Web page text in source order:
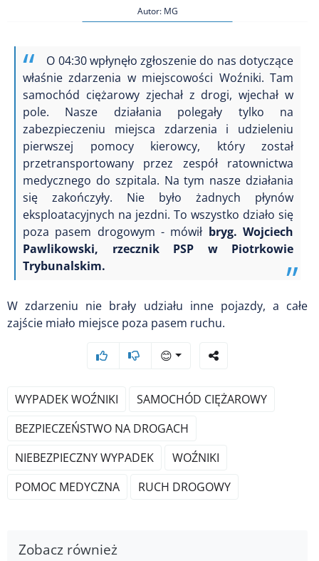
Autor: MG
O 04:30 wpłynęło zgłoszenie do nas dotyczące
właśnie zdarzenia w miejscowości Woźniki. Tam
samochód ciężarowy zjechał z drogi, wjechał w
pole. Nasze działania polegały tylko na
zabezpieczeniu miejsca zdarzenia i udzieleniu
pierwszej pomocy kierowcy, który został
przetransportowany przez zespół ratownictwa
medycznego do szpitala. Na tym nasze działania
się zakończyły. Nie było żadnych płynów
eksploatacyjnych na jezdni. To wszystko działo się
poza pasem drogowym - mówił bryg. Wojciech
Pawlikowski, rzecznik PSP w Piotrkowie
Trybunalskim.
W zdarzeniu nie brały udziału inne pojazdy, a całe
zajście miało miejsce poza pasem ruchu.
😊
WYPADEK WOŹNIKI
SAMOCHÓD CIĘŻAROWY
BEZPIECZEŃSTWO NA DROGACH
NIEBEZPIECZNY WYPADEK
WOŹNIKI
POMOC MEDYCZNA
RUCH DROGOWY
Zobacz również